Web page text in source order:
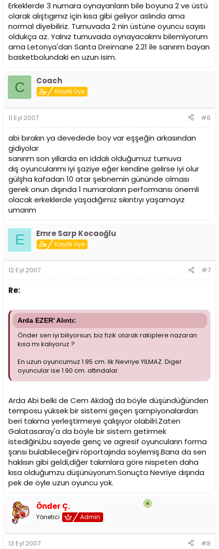
Erkeklerde 3 numara oynayanların bile boyuna 2 ve üstü
olarak alıştıgımız için kısa gibi geliyor aslında ama
normal diyebiliriz. Turnuvada 2 nin üstüne oyuncu sayısı
oldukça az. Yalnız turnuvada oynayacakmı bilemiyorum
ama Letonya'dan Santa Dreimane 2.21 ile sanırım bayan
basketbolundaki en uzun isim.
C Coach
Kayıtlı Üye
11 Eyl 2007 #6
abi bırakın ya devedede boy var eşşeğin arkasından
gidiyolar
sanırım son yıllarda en iddalı olduğumuz turnuva
dış oyuncularımı iyi şaziye eğer kendine gelirse iyi olur
gülşha kafadan 10 atar şebnemin gününde olması
gerek onun dışında 1 numaraların performansı önemli
olacak erkeklerde yaşadığımız sıkıntıyı yaşamayız
umarım
E Emre Sarp Kocaoğlu
Kayıtlı Üye
12 Eyl 2007 #7
Re:
Arda EZER' Alıntı:
Önder sen iyi biliyorsun; biz fizik olarak rakiplere nazaran
kısa mı kalıyoruz ?
En uzun oyuncumuz 1.95 cm. lik Nevriye YILMAZ. Diger
oyuncular ise 1.90 cm. altındalar.
Arda Abi belki de Cem Akdağ da böyle düşündüğünden
temposu yüksek bir sistemi geçen şampiyonalardan
beri takıma yerleştirmeye çalışıyor olabilri.Zaten
Galatasaray'a da böyle bir sistem getirmek
istediğini,bu sayede genç ve agresif oyuncuların forma
şansı bulabileceğini röportajında söylemiş.Bana da sen
haklısın gibi geldi,diğer takımlara göre nispeten daha
kısa olduğumzu düşünüyorum.Sonuçta Nevriye dışında
pek de öyle uzun oyuncu yok.
Önder Ç.
Yönetici Admin
13 Eyl 2007 #8